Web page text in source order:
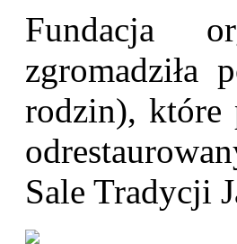
Fundacja
zgromadziła
rodzin), które
Sale Tradycji